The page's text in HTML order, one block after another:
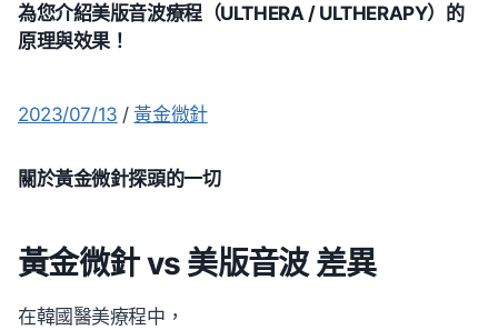
為您介紹美版音波療程（ULTHERA / ULTHERAPY）的
原理與效果！
2023/07/13 /黃金微針
關於黃金微針探頭的一切
黃金微針 vs 美版音波 差異
在韓國醫美療程中，